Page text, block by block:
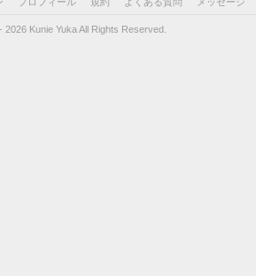
Kunie Yuka All Rights Reserved.